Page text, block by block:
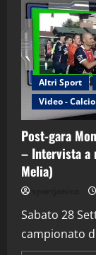
Altri Sport
Video -
Post-gara
– Intervista a
Melia)
Sabato 28
campionato
2
3